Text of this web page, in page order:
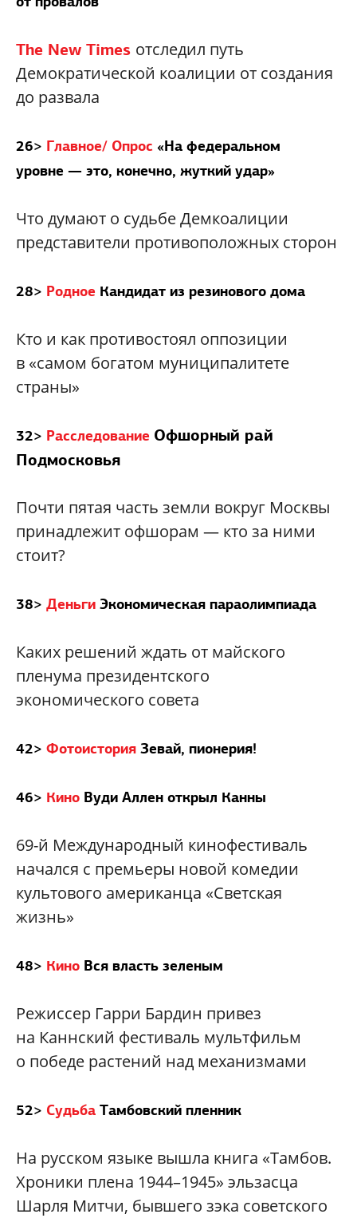
The New Times отследил путь
Демократической коалиции от создания
до развала
26> Главное/ Опрос «На федеральном
уровне — это, конечно, жуткий удар»
Что думают о судьбе Демкоалиции
представители противоположных сторон
28> Родное Кандидат из резинового дома
Кто и как противостоял оппозиции
в «самом богатом муниципалитете
страны»
32> Расследование Офшорный рай
Подмосковья
Почти пятая часть земли вокруг Москвы
принадлежит офшорам — кто за ними
стоит?
38> Деньги Экономическая параолимпиада
Каких решений ждать от майского
пленума президентского
экономического совета
42> Фотоистория Зевай, пионерия!
46> Кино Вуди Аллен открыл Канны
69-й Международный кинофестиваль
начался с премьеры новой комедии
культового американца «Светская
жизнь»
48> Кино Вся власть зеленым
Режиссер Гарри Бардин привез
на Каннский фестиваль мультфильм
о победе растений над механизмами
52> Судьба Тамбовский пленник
На русском языке вышла книга «Тамбов.
Хроники плена 1944–1945» эльзасца
Шарля Митчи, бывшего зэка советского